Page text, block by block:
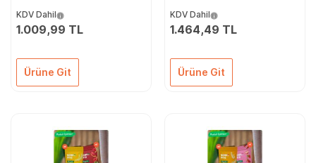
DOMATES, SOĞAN)
KDV Dahil
1.009,99 TL
Ürüne Git
KDV Dahil
1.464,49 TL
Ürüne Git